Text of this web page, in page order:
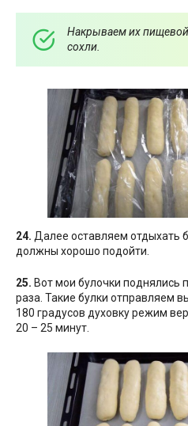
Накрываем их
сохли.
24. Далее оставляем отдыхать
должны хорошо подойти.
25. Вот мои булочки поднялись
раза. Такие булки отправляем
180 градусов духовку режим
20 – 25 минут.